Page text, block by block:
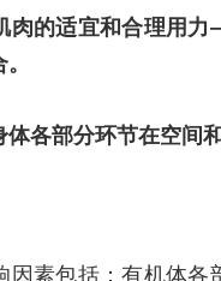
肉的适宜和合理用
体各部分环节在空间
因素包括：有机体